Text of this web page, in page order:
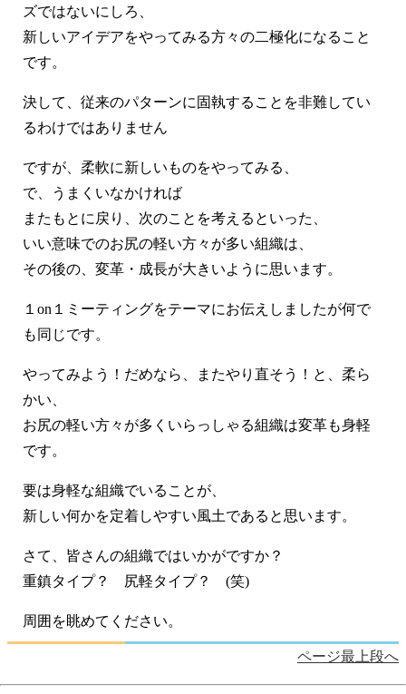
ズではないにしろ、
新しいアイデアをやってみる方々の二極化になること
です。
決して、従来のパターンに固執することを非難してい
るわけではありません
ですが、柔軟に新しいものをやってみる、
で、うまくいなかければ
またもとに戻り、次のことを考えるといった、
いい意味でのお尻の軽い方々が多い組織は、
その後の、変革・成長が大きいように思います。
１on１ミーティングをテーマにお伝えしましたが何で
も同じです。
やってみよう！だめなら、またやり直そう！と、柔ら
かい、
お尻の軽い方々が多くいらっしゃる組織は変革も身軽
です。
要は身軽な組織でいることが、
新しい何かを定着しやすい風土であると思います。
さて、皆さんの組織ではいかがですか？
重鎮タイプ？ 尻軽タイプ？ (笑)
周囲を眺めてください。
ページ最上段へ